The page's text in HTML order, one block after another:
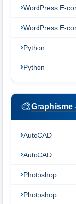
WordPress E-
WordPress E-
Python
Python
🎨Graphisme
AutoCAD
AutoCAD
Photoshop
Photoshop